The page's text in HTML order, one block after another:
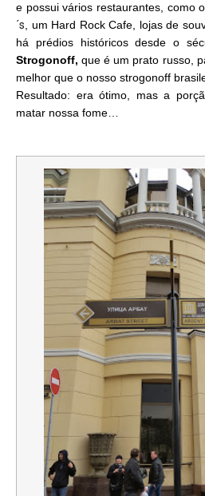
e possui vários restaurantes, como
´s, um Hard Rock Cafe, lojas de
há prédios históricos desde o
Strogonoff,que é um prato russo,
melhor que o nosso strogonoff
Resultado: era ótimo, mas a
matar nossa fome…